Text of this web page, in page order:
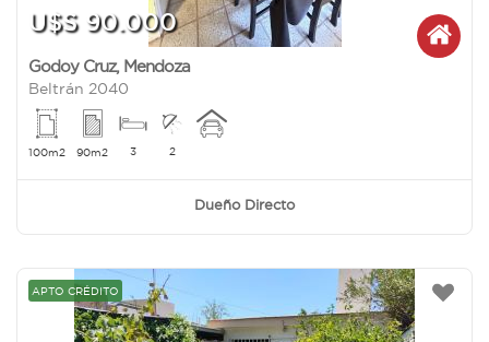
U$S 90.000
Godoy Cruz, Mendoza
Beltrán 2040
100m2 90m2 3 2
Dueño Directo
APTO CRÉDITO